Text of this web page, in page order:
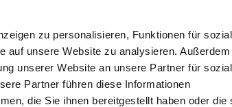
zu personalisieren, Funktionen für
auf unsere Website zu analysieren. Außerdem
unserer Website an unsere Partner für
Partner führen diese Informationen
die Sie ihnen bereitgestellt haben oder die